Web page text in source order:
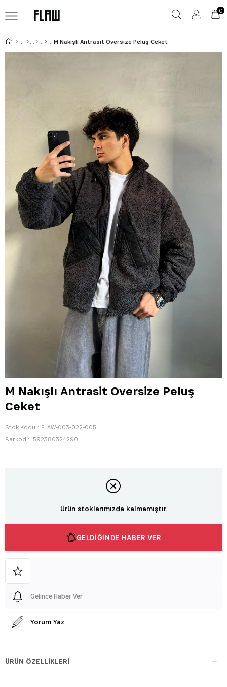
0
M Nakışlı Antrasit Oversize Peluş Ceket
M Nakışlı Antrasit Oversize Peluş
Ceket
Stok Kodu
FLAW-003-022-005
Barkod : 1592380324290
Ürün stoklarımızda kalmamıştır.
GELDİĞİNDE HABER VER
Gelince Haber Ver
Yorum Yaz
ÜRÜN ÖZELLIKLERI